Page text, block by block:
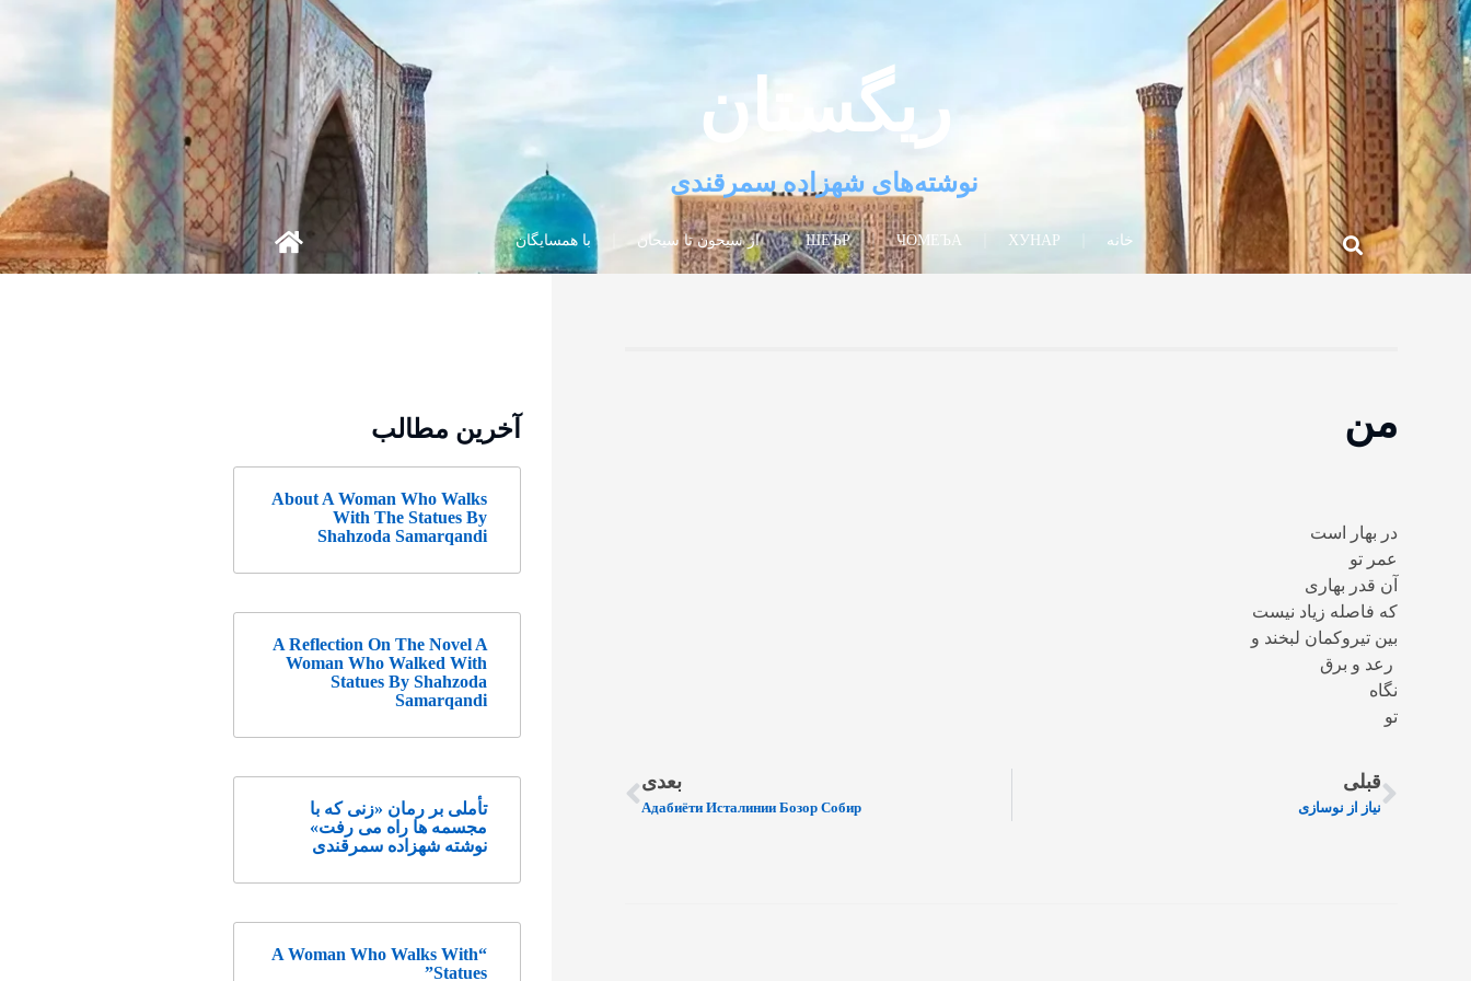
ریگستان
نوشته‌های شهزاده سمرقندی
خانه ХУНАР
ЧОМЕЪА
ШЕЪР از سیحون تا سیحان با همسایگان
من
در بهار است
عمر تو
آن قدر بهاری
که فاصله زیاد نیست
بین تیروکمان لبخند و
رعد و برق
نگاه
تو
قبلی
نیاز از نوسازی
بعدی
Адабиёти Исталинии Бозор Собир
آخرین مطالب
About A Woman Who Walks
With The Statues By
Shahzoda Samarqandi
A Reflection On The Novel A
Woman Who Walked With
Statues By Shahzoda
Samarqandi
تأملی بر رمان «زنی که با
مجسمه ها راه می رفت»
نوشته شهزاده سمرقندی
“A Woman Who Walks With
Statues”